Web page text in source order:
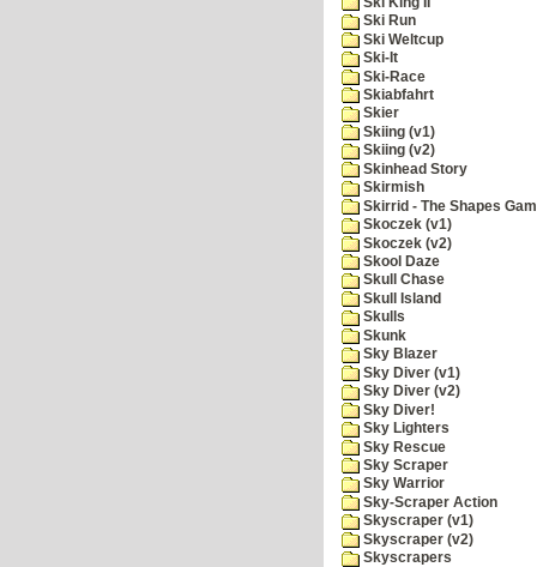
Ski Run
Ski Weltcup
Ski-It
Ski-Race
Skiabfahrt
Skier
Skiing (v1)
Skiing (v2)
Skinhead Story
Skirmish
Skirrid - The Shapes
Skoczek (v1)
Skoczek (v2)
Skool Daze
Skull Chase
Skull Island
Skulls
Skunk
Sky Blazer
Sky Diver (v1)
Sky Diver (v2)
Sky Diver!
Sky Lighters
Sky Rescue
Sky Scraper
Sky Warrior
Sky-Scraper Action
Skyscraper (v1)
Skyscraper (v2)
Skyscrapers